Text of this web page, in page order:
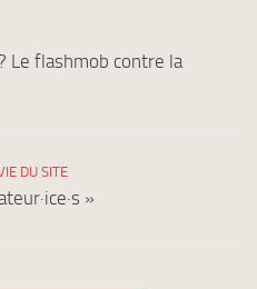
Le flashmob contre la
DU SITE
»